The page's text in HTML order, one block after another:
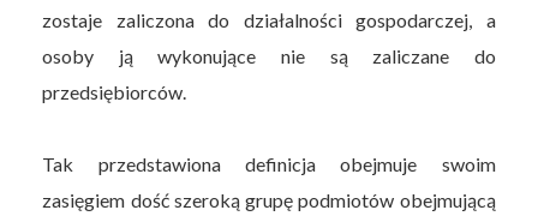
zostaje zaliczona do działalności gospodarczej, a
osoby ją wykonujące nie są zaliczane do
przedsiębiorców.
Tak przedstawiona definicja obejmuje swoim
zasięgiem dość szeroką grupę podmiotów obejmującą